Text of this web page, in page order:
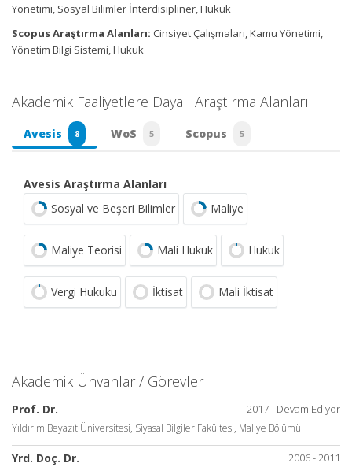
Yönetimi, Sosyal Bilimler İnterdisipliner, Hukuk
Scopus Araştırma Alanları: Cinsiyet Çalışmaları, Kamu Yönetimi,
Yönetim Bilgi Sistemi, Hukuk
Akademik Faaliyetlere Dayalı Araştırma Alanları
Avesis 8 WoS 5 Scopus 5
Avesis Araştırma Alanları
Sosyal ve Beşeri Bilimler
Maliye
Maliye Teorisi Mali Hukuk Hukuk
Vergi Hukuku İktisat Mali İktisat
Akademik Ünvanlar / Görevler
2017 - Devam Ediyor
Prof. Dr.
Yıldırım Beyazıt Üniversitesi, Siyasal Bilgiler Fakültesi, Maliye Bölümü
2006 - 2011
Yrd. Doç. Dr.